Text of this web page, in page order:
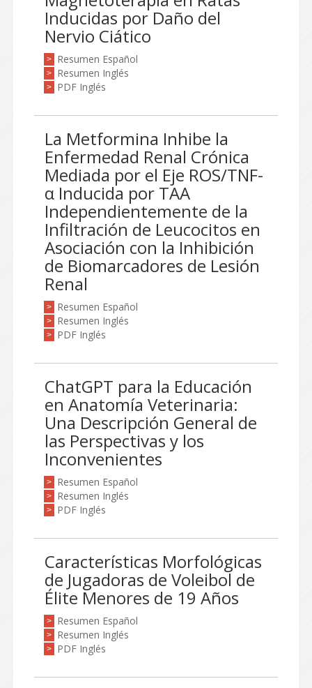
Inducidas por Daño del
Nervio Ciático
> Resumen Español
> Resumen Inglés
> PDF Inglés
La Metformina Inhibe la
Enfermedad Renal Crónica
Mediada por el Eje ROS/TNF-
α Inducida por TAA
Independientemente de la
Infiltración de Leucocitos en
Asociación con la Inhibición
de Biomarcadores de Lesión
Renal
> Resumen Español
> Resumen Inglés
> PDF Inglés
ChatGPT para la Educación
en Anatomía Veterinaria:
Una Descripción General de
las Perspectivas y los
Inconvenientes
> Resumen Español
> Resumen Inglés
> PDF Inglés
Características Morfológicas
de Jugadoras de Voleibol de
Élite Menores de 19 Años
> Resumen Español
> Resumen Inglés
> PDF Inglés